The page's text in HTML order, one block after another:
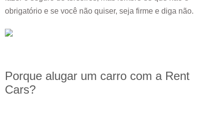
obrigatório e se você não quiser, seja firme e diga não.
Porque alugar um carro com a Rent
Cars?